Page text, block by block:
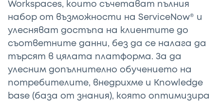
Workspaces, които съчетават пълния
набор от възможности на ServiceNow® и
улесняват достъпа на клиентите до
съответните данни, без да се налага да
търсят в цялата платформа. За да
улесним допълнително обучението на
потребителите, внедрихме и Knowledge
base (база от знания), която оптимизира